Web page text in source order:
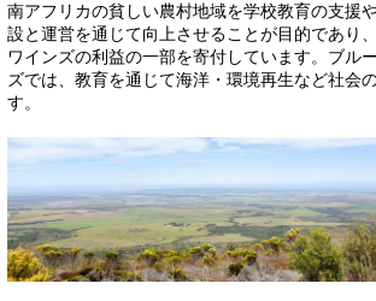
南アフリカの貧しい農村地域を学校教育の支援
設と運営を通じて向上させることが目的であり
ワインズの利益の一部を寄付しています。ブル
ズでは、教育を通じて海洋・環境再生など社会
す。